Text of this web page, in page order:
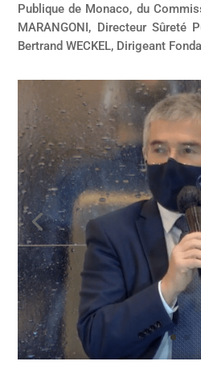
Publique de Monaco, du
MARANGONI, Directeur Sûreté
Bertrand WECKEL, Dirigeant